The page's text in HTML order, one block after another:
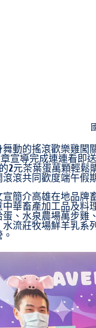
舞動的搖滾歡樂雞
宣導完成連連看即
2元茶葉蛋萬顆輕
滾共同歡度端午假
簡介高雄在地品牌
華畜產加工品及料
、水泉農場萬步雞
流莊牧場鮮羊乳系